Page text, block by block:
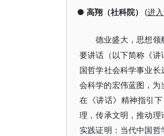
● 高翔（社科院） (进
德业盛大，思想领
要讲话（以下简称《
国哲学社会科学事业
会科学的宏伟蓝图，为
在《讲话》精神指引
理，传承文明，推动理
实践证明：当代中国